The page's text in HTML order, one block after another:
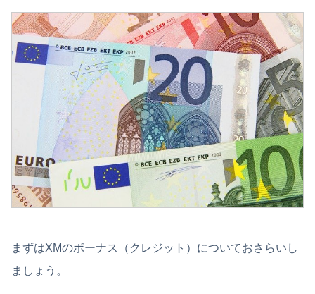
まずはXMのボーナス（クレジット）についておさらいし
ましょう。